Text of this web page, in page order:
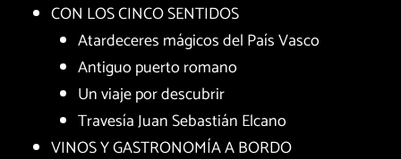
CON LOS CINCO SENTIDOS
Atardeceres mágicos del País Vasco
Antiguo puerto romano
Un viaje por descubrir
Travesía Juan Sebastián Elcano
VINOS Y GASTRONOMÍA A BORDO